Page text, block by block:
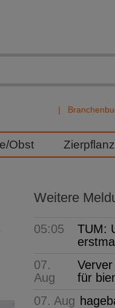
Obst
Weitere
05:05
TUM:
07.
Aug
für
07. Aug